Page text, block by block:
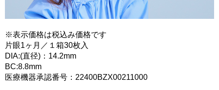
※表示価格は税込み価格です
片眼1ヶ月／１箱30枚入
DIA:(直径)：14.2mm
BC:8.8mm
医療機器承認番号：22400BZX00211000